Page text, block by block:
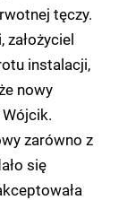
tęczy.
instalacji,
nowy
zarówno z
się